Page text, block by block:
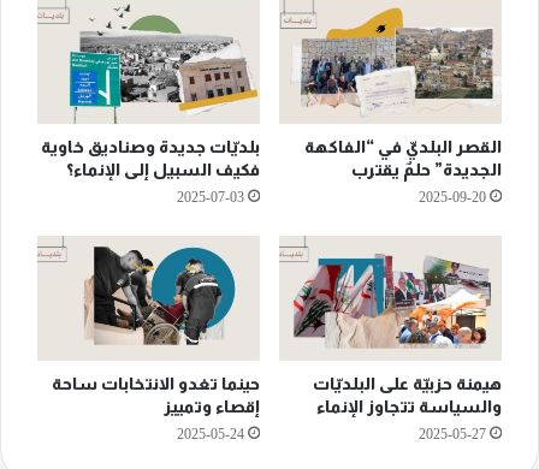
القصر البلديّ في “الفاكهة
الجديدة” حلمٌ يقترب
2025-09-20
بلديّات جديدة وصناديق خاوية
فكيف السبيل إلى الإنماء؟
2025-07-03
هيمنة حزبيّة على البلديّات
والسياسة تتجاوز الإنماء
2025-05-27
حينما تغدو الانتخابات ساحة
إقصاء وتمييز
2025-05-24